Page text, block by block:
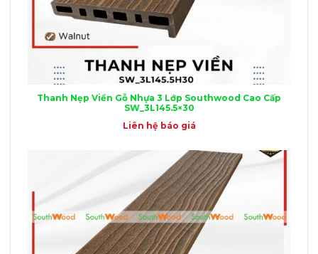
Thanh Nẹp Viền Gỗ Nhựa 3 Lớp Southwood Cao Cấp
SW_3L145.5×30
Liên hệ báo giá